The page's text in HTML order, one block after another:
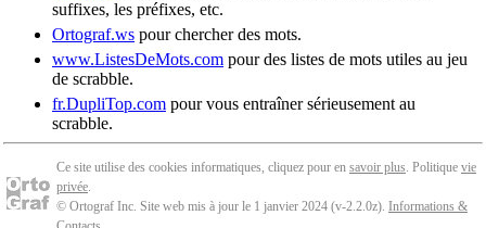
suffixes, les préfixes, etc.
Ortograf.ws pour chercher des mots.
www.ListesDeMots.com pour des listes de mots utiles au jeu
de scrabble.
fr.DupliTop.com pour vous entraîner sérieusement au
scrabble.
Ce site utilise des cookies informatiques, cliquez pour en savoir plus. Politique vie
privée.
© Ortograf Inc. Site web mis à jour le 1 janvier 2024 (v-2.2.0z). Informations &